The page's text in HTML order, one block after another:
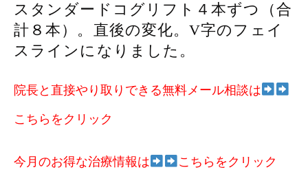
スタンダードコグリフト４本ずつ（合
計８本）。直後の変化。V字のフェイ
スラインになりました。
院長と直接やり取りできる無料メール相談は
こちらをクリック
今月のお得な治療情報は こちらをクリック